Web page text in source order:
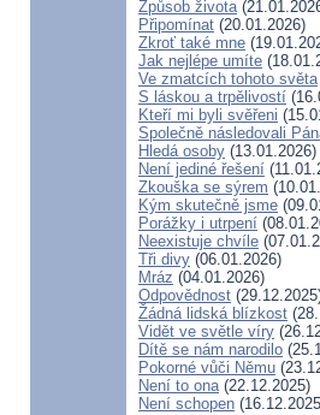
Způsob života
Připomínat (20.01.2026)
Zkroť také mne
Jak nejlépe umíte
Ve zmatcích tohoto světa
S láskou a trpělivostí
Kteří mi byli svěřeni
Společně následovali
Hledá osoby (13.01.2026)
Není jediné řešení
Zkouška se sýrem
Kým skutečně jsme
Porážky i utrpení
Neexistuje chvíle
Tři divy (06.01.2026)
Mráz (04.01.2026)
Odpovědnost
Žádná lidská blízkost
Vidět ve světle víry
Dítě se nám narodilo
Pokorné vůči Němu
Není to ona(22.12.2025)
Není schopen